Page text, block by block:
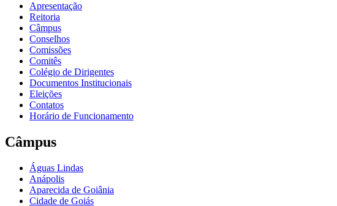
Apresentação
Reitoria
Câmpus
Conselhos
Comissões
Comitês
Colégio de Dirigentes
Documentos Institucionais
Eleições
Contatos
Horário de Funcionamento
Câmpus
Águas Lindas
Anápolis
Aparecida de Goiânia
Cidade de Goiás